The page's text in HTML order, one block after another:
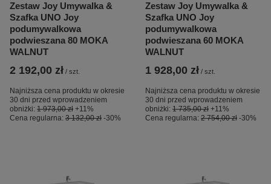
Zestaw Joy Umywalka &
Szafka UNO Joy
podumywalkowa
podwieszana 80 MOKA
WALNUT
2 192,00 zł / szt.
Najniższa cena produktu w okresie
30 dni przed wprowadzeniem
obniżki: 1 973,00 zł +11%
Cena regularna: 3 132,00 zł -30%
Zestaw Joy Umywalka &
Szafka UNO Joy
podumywalkowa
podwieszana 60 MOKA
WALNUT
1 928,00 zł / szt.
Najniższa cena produktu w okresie
30 dni przed wprowadzeniem
obniżki: 1 735,00 zł +11%
Cena regularna: 2 754,00 zł -30%